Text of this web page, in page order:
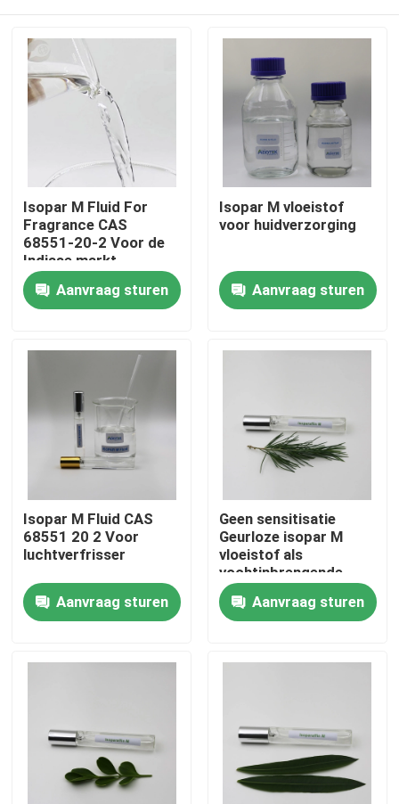
Huis
video's
Ongeveer ons
Fabrieksreis
Contacteer ons
Gevallen
Isoparaffinvloeistof
Isopar M Fluid For
Fragrance CAS
68551-20-2 Voor de
Indiase markt
Aanvraag sturen
Isopar M vloeistof
voor huidverzorging
Aanvraag sturen
Isopar M Fluid CAS
68551 20 2 Voor
luchtverfrisser
Aanvraag sturen
Geen sensitisatie
Geurloze isopar M
vloeistof als
vochtinbrengende
crème voor cosmetica
Aanvraag sturen